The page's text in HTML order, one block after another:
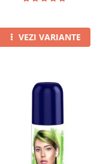
VEZI VARIANTE